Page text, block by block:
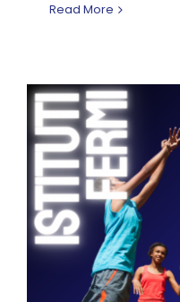
Read More
Studio